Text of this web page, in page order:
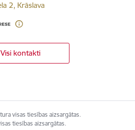
2, Krāslava
Visi kontakti
visas tiesības aizsargātas.
tiesības aizsargātas.